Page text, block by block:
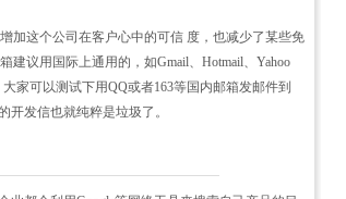
加这个公司在客户心中的可信 度，也减少了某些免
议用国际上通用的，如Gmail、Hotmail、Yahoo
家可以测试下用QQ或者163等国内邮箱发邮件到
开发信也就纯粹是垃圾了。